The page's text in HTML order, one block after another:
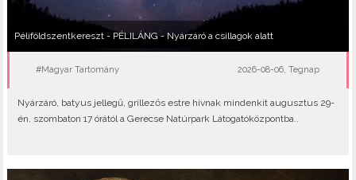
Péliföldszentkereszt - PÉLILÁNG - Nyárzáró a csillagok alatt
#Magyar Tartomány 2026-08-06, Tegnap
Nyárzáró, batyus jellegű, grillezős estre hívnak mindenkit augusztus 29-
én, szombaton 17 órától a Gerecse Natúrpark Látogatóközpontba..